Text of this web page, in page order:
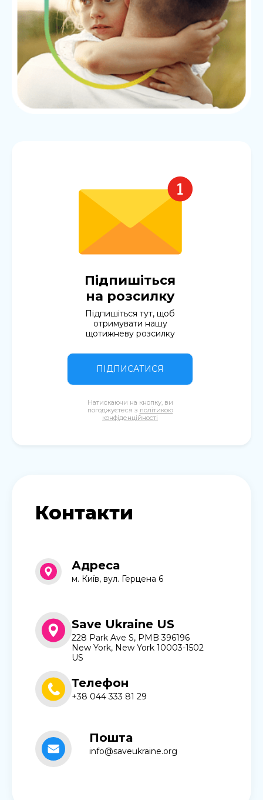
Підпишіться
на розсилку
Підпишіться тут, щоб
отримувати нашу
щотижневу розсилку
ПІДПИСАТИСЯ
Натискаючи на кнопку, ви
погоджуєтеся з політикою
конфіденційності
Контакти
Адреса
м. Київ, вул. Герцена 6
Save Ukraine US
228 Park Ave S, PMB 396196
New York, New York 10003-1502
US
Телефон
+38 044 333 81 29
Пошта
info@saveukraine.org